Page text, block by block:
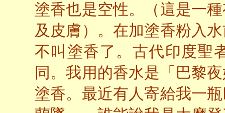
塗香也是空性。（這是一
及皮膚）。在加塗香粉入
不叫塗香了。古代印度聖
同。我用的香水是「巴黎
塗香。最近有人寄給我一